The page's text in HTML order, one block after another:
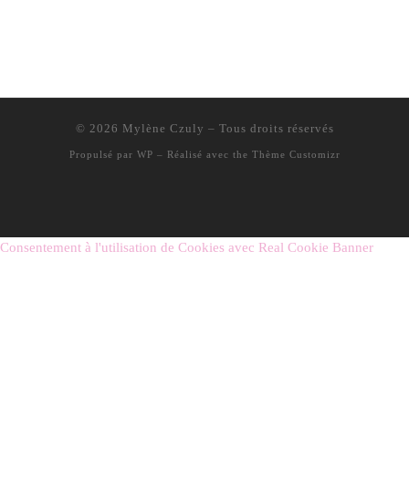
© 2026 Mylène Czuly – Tous droits réservés
Propulsé par WP – Réalisé avec the Thème Customizr
Consentement à l'utilisation de Cookies avec Real Cookie Banner